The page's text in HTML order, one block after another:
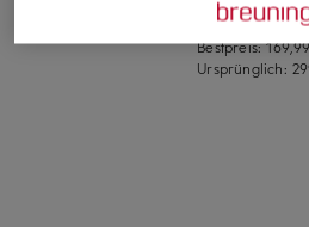
199,99 €
Bestpreis:
Ursprünglich: